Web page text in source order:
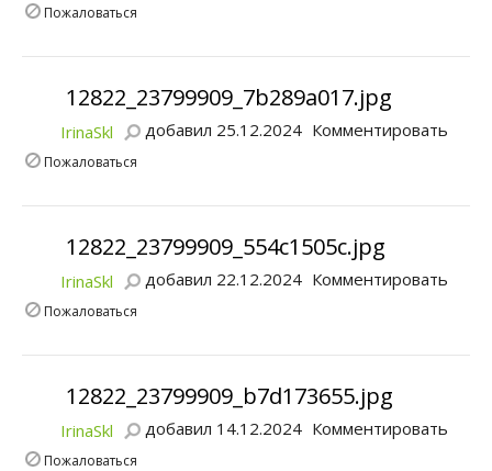
Пожаловаться
12822_23799909_7b289a017.jpg
IrinaSkl добавил 25.12.2024 Комментировать
Пожаловаться
12822_23799909_554c1505c.jpg
IrinaSkl добавил 22.12.2024 Комментировать
Пожаловаться
12822_23799909_b7d173655.jpg
IrinaSkl добавил 14.12.2024 Комментировать
Пожаловаться